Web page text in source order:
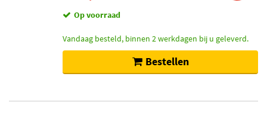
Op voorraad
Vandaag besteld, binnen 2 werkdagen bij u geleverd.
Bestellen